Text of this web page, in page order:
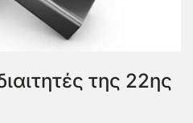
της 22ης